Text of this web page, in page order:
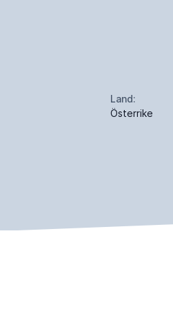
Land:
Österrike